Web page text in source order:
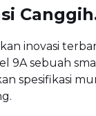
inovasi
9A sebuah
spesifikasi